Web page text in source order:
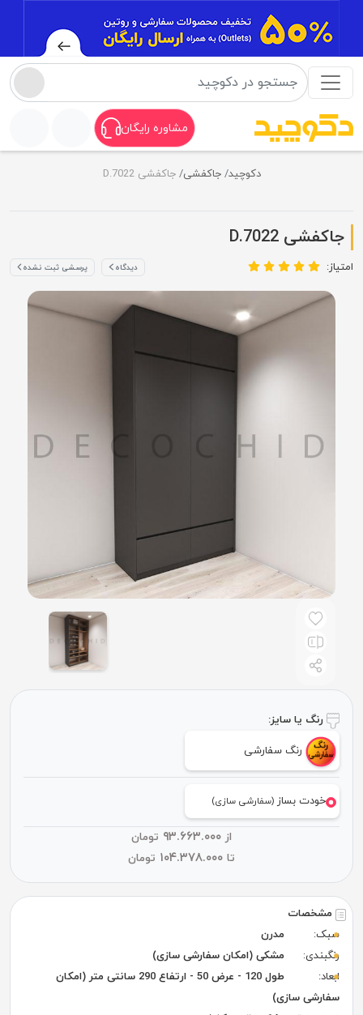
مشاوره رایگان
دکوچید جاکفشی جاکفشی D.7022
جاکفشی D.7022
امتیاز: دیدگاه پرسشی ثبت نشده
مشخصات
سبک:
مدرن
رنگبندی:
مشکی (امکان سفارشی سازی)
ابعاد:
طول 120 - عرض 50 - ارتفاع 290 سانتی متر (امکان
سفارشی سازی)
رنگ یا سایز:
رنگ سفارشی
خودت بساز(سفارشی سازی)
از۹۳.۶۶۳.۰۰۰
تومان
تا
تومان